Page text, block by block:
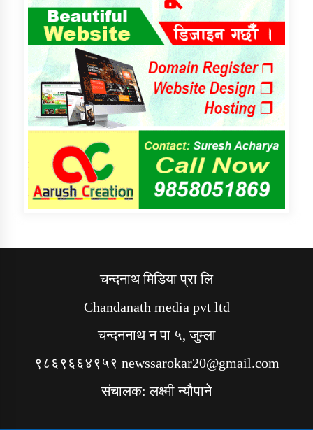
चन्दनाथ मिडिया प्रा लि
Chandanath media pvt ltd
चन्दननाथ न पा ५, जुम्ला
९८६९६६४९५९ newssarokar20@gmail.com
संचालक: लक्ष्मी न्यौपाने